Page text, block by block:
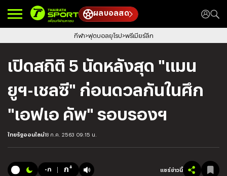
ผลบอลสด
กีฬา ฟุตบอลยุโรป พรีเมียร์ลีก
เปิดสถิติ 5 นัดหลังสุด "แมน
ยูฯ-เชลซี" ก่อนดวลกันในศึก
"เอฟเอ คัพ" รอบรองฯ
ไทยรัฐออนไลน์18 ก.ค. 2563 09:15 น.
-ก ก+ แชร์ข่าวนี้